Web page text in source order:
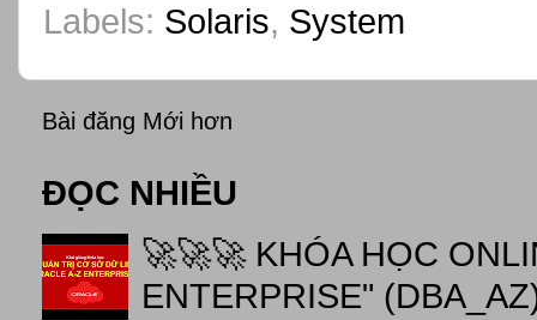
Labels: Solaris, System
Bài đăng Mới hơn
ĐỌC NHIỀU
🚀🚀🚀 KHÓA HỌC
ENTERPRISE"